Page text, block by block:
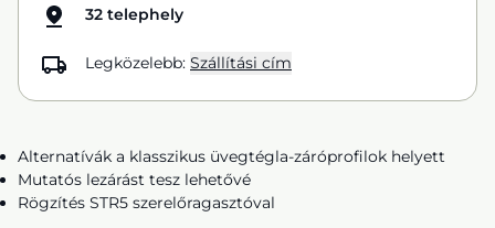
32 telephely
Legközelebb: Szállítási cím
Alternatívák a klasszikus üvegtégla-záróprofilok helyett
Mutatós lezárást tesz lehetővé
Rögzítés STR5 szerelőragasztóval